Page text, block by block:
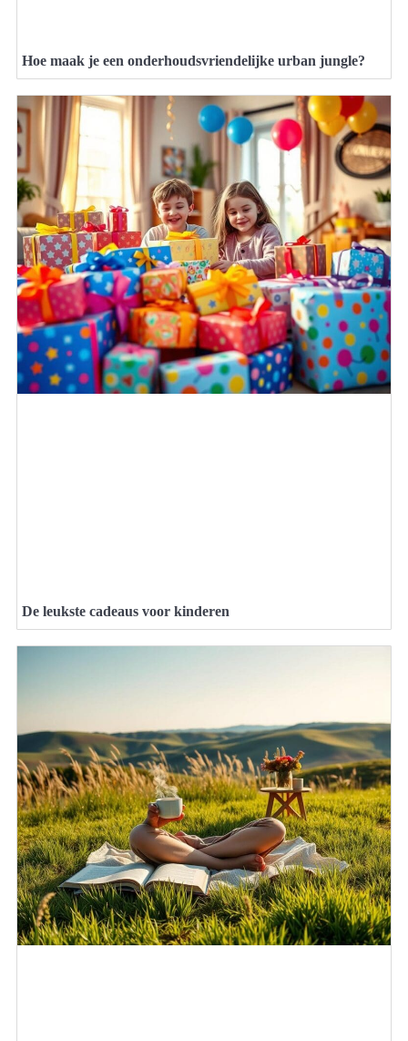
Hoe maak je een onderhoudsvriendelijke urban jungle?
De leukste cadeaus voor kinderen